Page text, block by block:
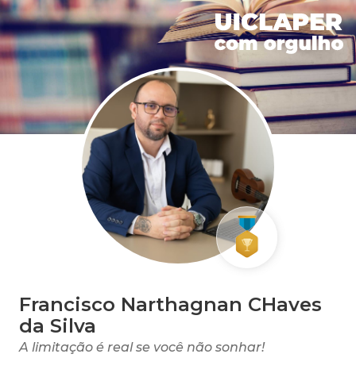
Francisco Narthagnan CHaves
da Silva
A limitação é real se você não sonhar!